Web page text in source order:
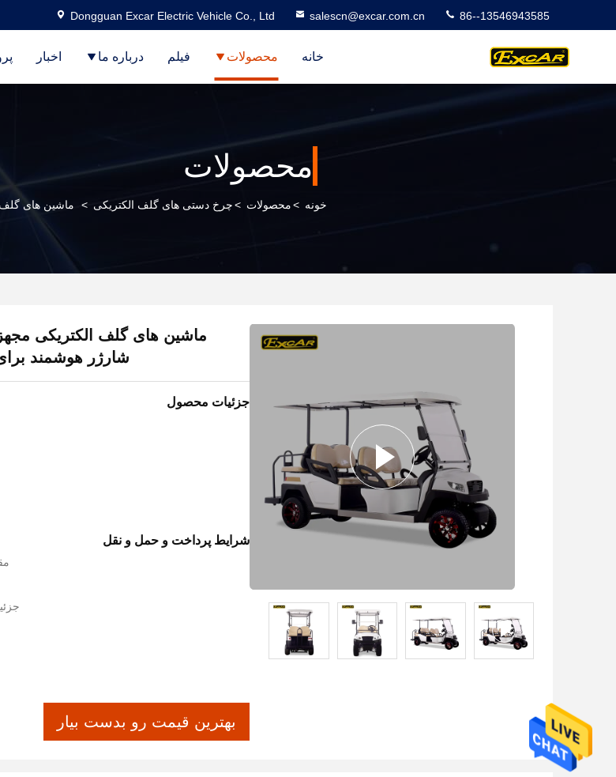
Dongguan Excar Electric Vehicle Co., Ltd salescn@excar.com.cn 86--13546943585
خانه محصولات فیلم درباره ما اخبار
محصولات
خونه >محصولات >چرخ دستی های گلف الکتریکی > ماشین های گلف
ماشین های گلف الکتریکی مجهز
شارژر هوشمند
جزئیات محصول
شرایط پرداخت و حمل و نقل
بهترین قیمت رو بدست بیار